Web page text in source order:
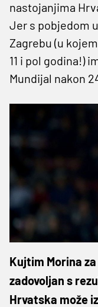
nastojanjima
Jer s pobjedom
Zagrebu (u
11 i pol godina!)
Mundijal nakon
Kujtim Morina
zadovoljan s
Hrvatska može